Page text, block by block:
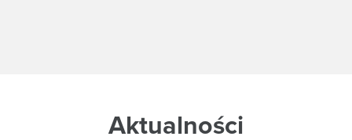
Aktualności
miesięcy (dane z monitoringu wizyjnego i nagrania rozmowy